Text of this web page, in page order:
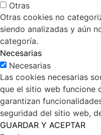
Otras
Otras cookies no
siendo analizadas y aún
categoría.
Necesarias
Necesarias
Las cookies necesarias
que el sitio web funcione
garantizan
seguridad del sitio web,
GUARDAR Y ACEPTAR